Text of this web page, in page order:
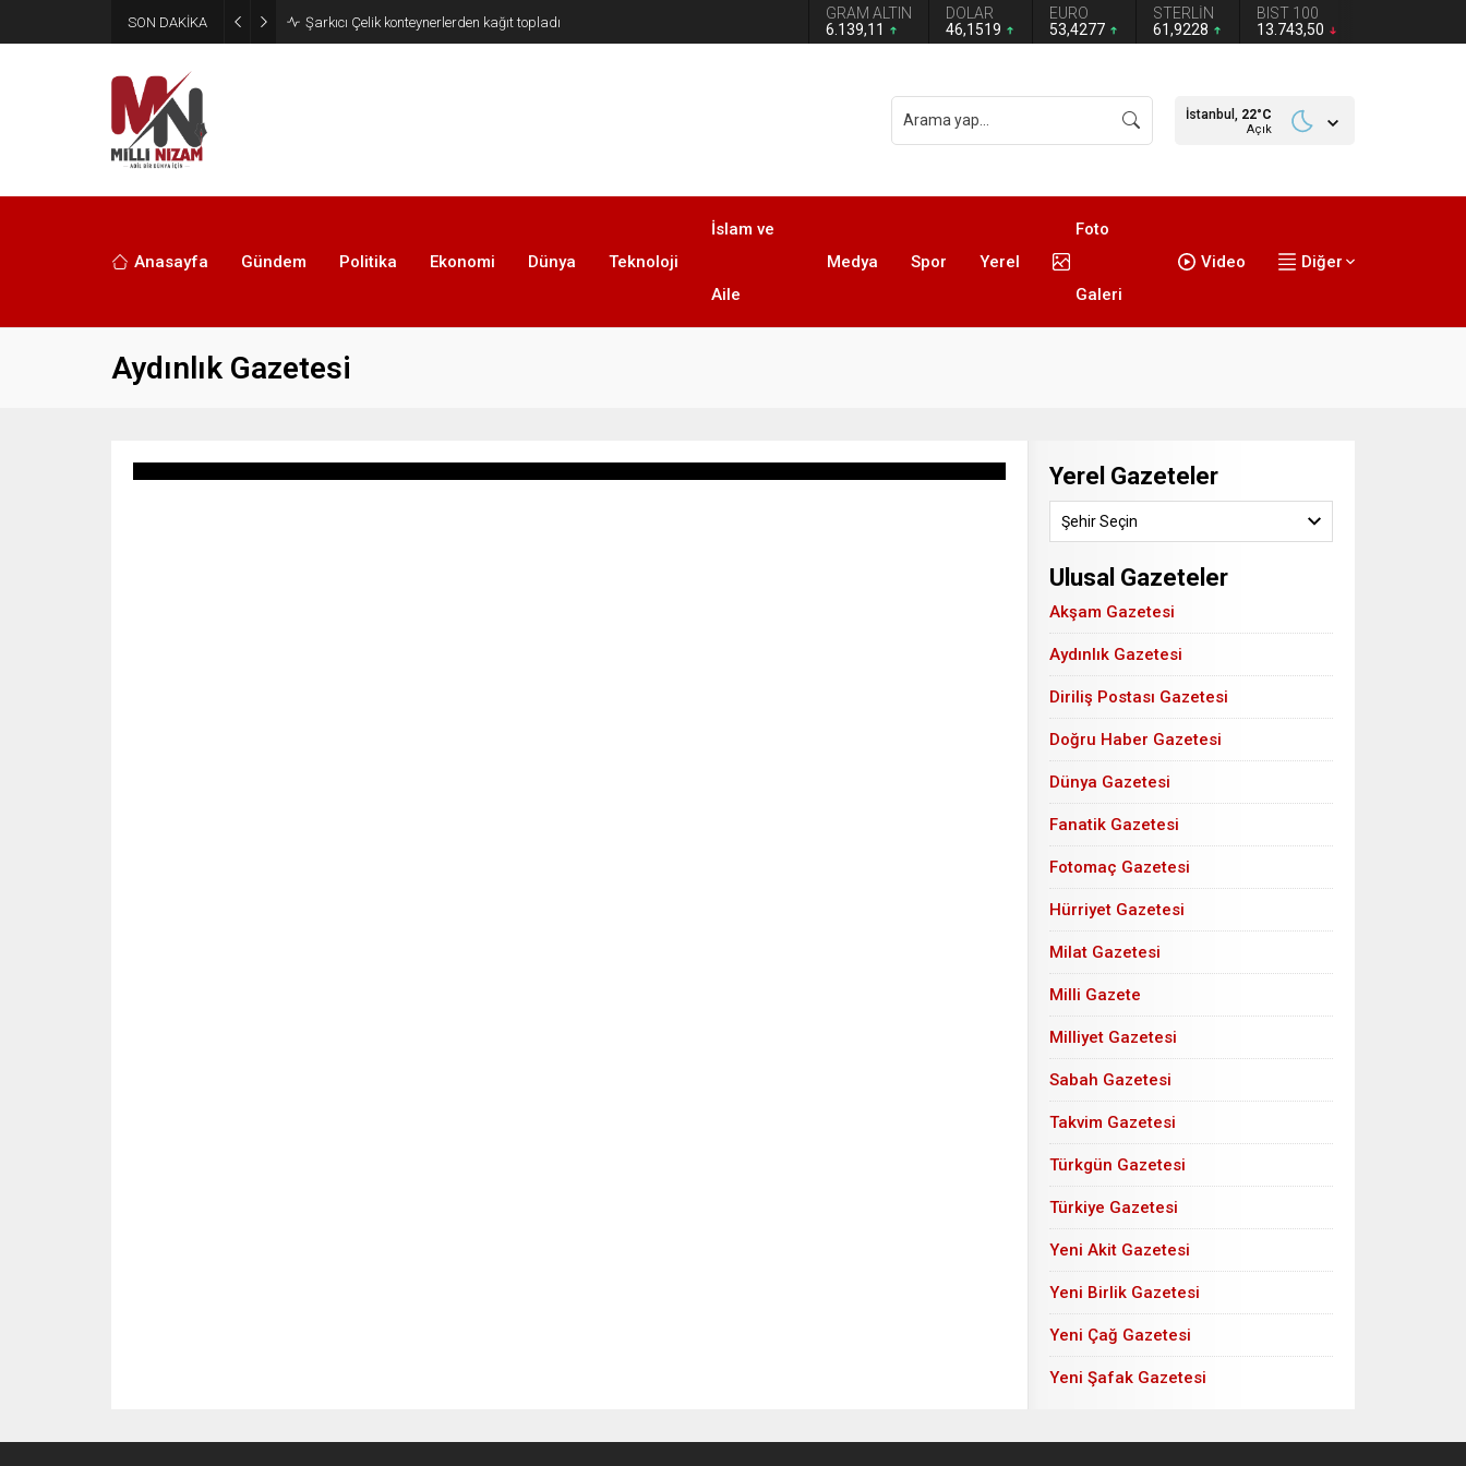
SON DAKİKA Şarkıcı Çelik konteynerlerden kağıt topladı
GRAM ALTIN
6.139,11
DOLAR
46,1519
EURO
53,4277
STERLİN
61,9228
BIST 100
13.743,50
İstanbul, 22°C
Açık
Anasayfa Gündem Politika Ekonomi Dünya Teknoloji
İslam ve
Aile
Medya Spor Yerel
Foto
Galeri
Video Diğer
Aydınlık Gazetesi
Yerel Gazeteler
Şehir Seçin
Ulusal Gazeteler
Akşam Gazetesi
Aydınlık Gazetesi
Diriliş Postası Gazetesi
Doğru Haber Gazetesi
Dünya Gazetesi
Fanatik Gazetesi
Fotomaç Gazetesi
Hürriyet Gazetesi
Milat Gazetesi
Milli Gazete
Milliyet Gazetesi
Sabah Gazetesi
Takvim Gazetesi
Türkgün Gazetesi
Türkiye Gazetesi
Yeni Akit Gazetesi
Yeni Birlik Gazetesi
Yeni Çağ Gazetesi
Yeni Şafak Gazetesi